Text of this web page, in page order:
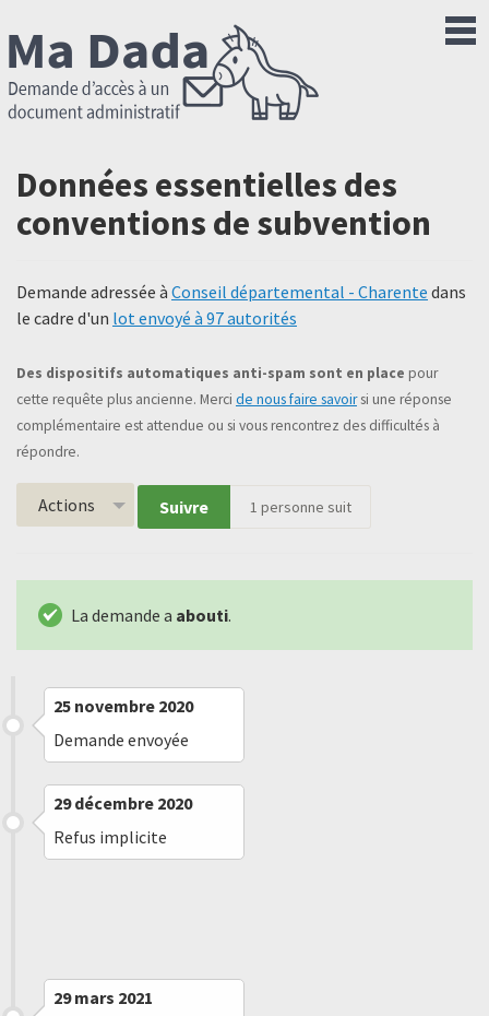
Données essentielles des
conventions de subvention
Demande adressée à Conseil départemental - Charente dans
le cadre d'un lot envoyé à 97 autorités
Des dispositifs automatiques anti-spam sont en place pour
cette requête plus ancienne. Merci de nous faire savoirsi une réponse
complémentaire est attendue ou si vous rencontrez des difficultés à
répondre.
Actions Suivre 1 personne suit
La demande a abouti.
25 novembre 2020
Demande envoyée
29 décembre 2020
Refus implicite
29 mars 2021